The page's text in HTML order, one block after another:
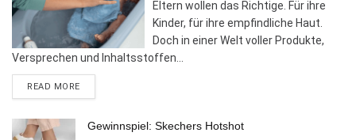
Eltern wollen das Richtige. Für ihre
Kinder, für ihre empfindliche Haut.
Doch in einer Welt voller Produkte,
Versprechen und Inhaltsstoffen...
READ MOREDETAILS
Gewinnspiel: Skechers Hotshot